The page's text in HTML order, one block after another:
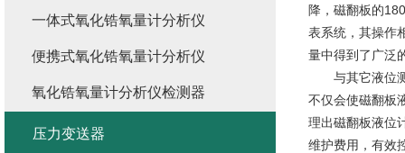
降，磁翻板的
表系统，其操作
量中得到了广泛
与其它液位测
不仅会使磁翻板
理出磁翻板液位
维护费用，有效
一体式氧化锆氧量计分析仪
便携式氧化锆氧量计分析仪
氧化锆氧量计分析仪检测器
压力变送器